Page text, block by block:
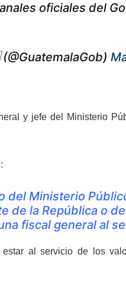
oficiales del
y jefe del Ministerio
del Ministerio
de la República o
fiscal general al
al servicio de los